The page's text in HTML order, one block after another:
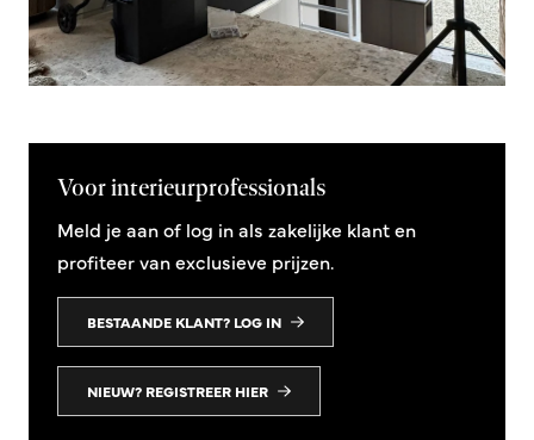
Voor interieurprofessionals
Meld je aan of log in als zakelijke klant en
profiteer van exclusieve prijzen.
BESTAANDE KLANT? LOG IN
NIEUW? REGISTREER HIER